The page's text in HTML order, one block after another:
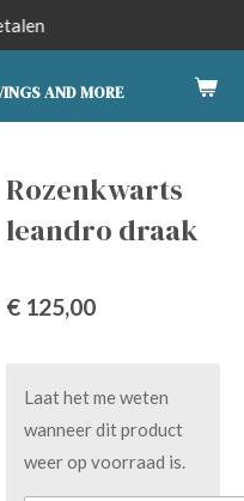
AND MORE
Rozenkwarts
leandro draak
€ 125,00
Laat het me weten
wanneer dit product
weer op voorraad is.